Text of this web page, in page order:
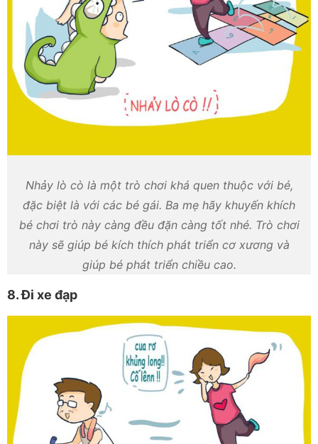
Nhảy lò cò là một trò chơi khá quen thuộc với bé,
đặc biệt là với các bé gái. Ba mẹ hãy khuyến khích
bé chơi trò này càng đều đặn càng tốt nhé. Trò chơi
này sẽ giúp bé kích thích phát triển cơ xương và
giúp bé phát triển chiều cao.
8. Đi xe đạp